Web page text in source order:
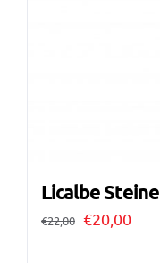
Licalbe
€22,00 Il
€20,00Il